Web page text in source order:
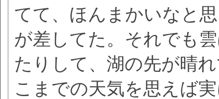
てて、ほんまかいなと
が差してた。それでも
たりして、湖の先が晴
こまでの天気を思えば